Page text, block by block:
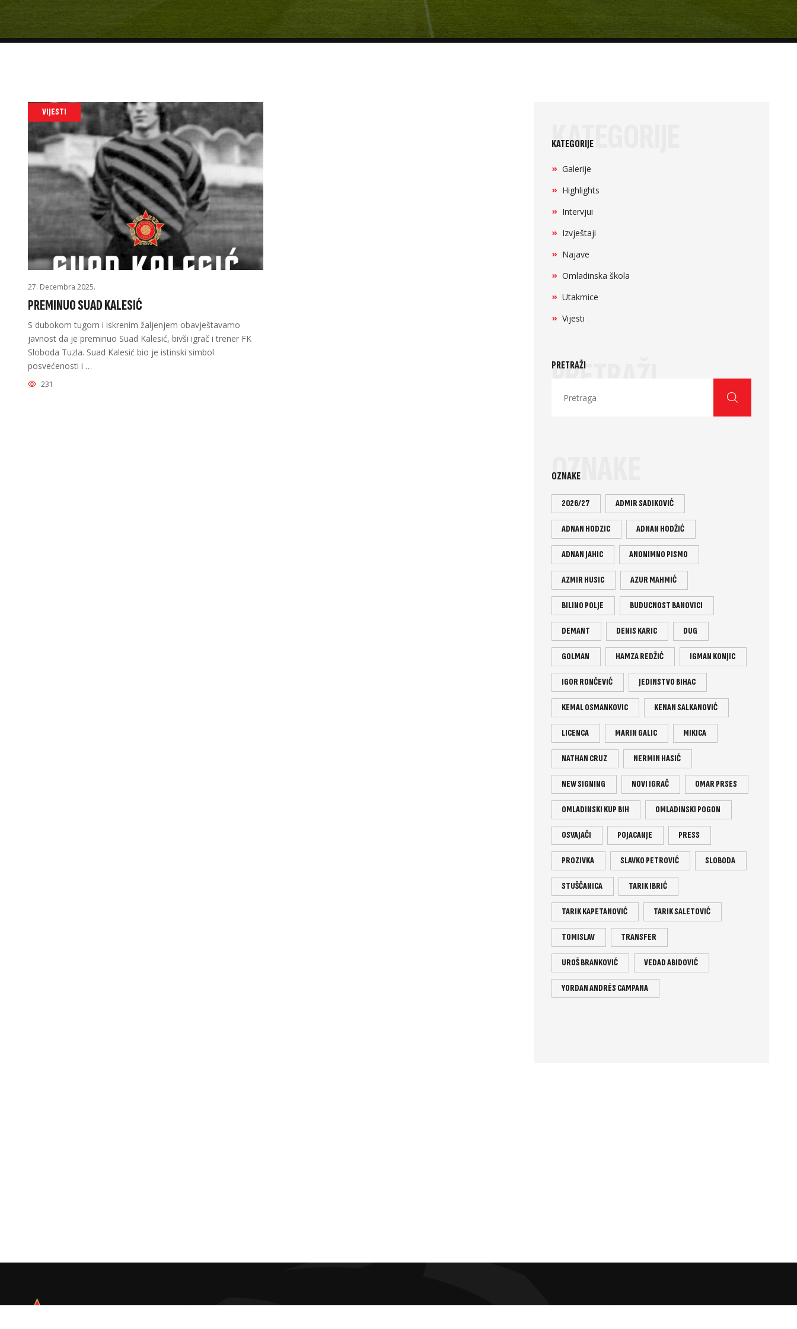
VIJESTI
27. Decembra 2025.
PREMINUO SUAD KALESIĆ
S dubokom tugom i iskrenim žaljenjem obavještavamo
javnost da je preminuo Suad Kalesić, bivši igrač i trener FK
Sloboda Tuzla. Suad Kalesić bio je istinski simbol
posvećenosti i …
231
KATEGORIJE
KATEGORIJE
Galerije
Highlights
Intervjui
Izvještaji
Najave
Omladinska škola
Utakmice
Vijesti
PRETRAŽI
PRETRAŽI
OZNAKE
OZNAKE
2026/27 ADMIR SADIKOVIĆ
ADNAN HODZIC ADNAN HODŽIĆ
ADNAN JAHIC ANONIMNO PISMO
AZMIR HUSIC AZUR MAHMIĆ
BILINO POLJE BUDUCNOST BANOVICI
DEMANT DENIS KARIC DUG
GOLMAN HAMZA REDŽIĆ IGMAN KONJIC
IGOR RONČEVIĆ JEDINSTVO BIHAC
KEMAL OSMANKOVIC KENAN SALKANOVIĆ
LICENCA MARIN GALIC MIKICA
NATHAN CRUZ NERMIN HASIĆ
NEW SIGNING NOVI IGRAČ OMAR PRSES
OMLADINSKI KUP BIH OMLADINSKI POGON
OSVAJAČI POJACANJE PRESS
PROZIVKA SLAVKO PETROVIĆ SLOBODA
STUŠČANICA TARIK IBRIĆ
TARIK KAPETANOVIĆ TARIK SALETOVIĆ
TOMISLAV TRANSFER
UROŠ BRANKOVIĆ VEDAD ABIDOVIĆ
YORDAN ANDRÉS CAMPANA